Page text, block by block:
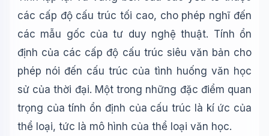
các cấp độ cấu trúc tối cao, cho phép nghĩ đến
các mẫu gốc của tư duy nghệ thuật. Tính ổn
định của các cấp độ cấu trúc siêu văn bản cho
phép nói đến cấu trúc của tình huống văn học
sử của thời đại. Một trong những đặc điểm quan
trọng của tính ổn định của cấu trúc là kí ức của
thể loại, tức là mô hình của thể loại văn học.